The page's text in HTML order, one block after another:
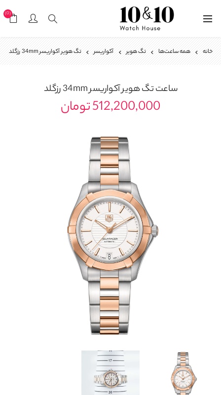
(0)
خانه همه ساعت‌ها تگ هویر آکواریسر تگ هویر آکواریسر 34mm رزگلد
ساعتتگ هویر آکواریسر 34mm رزگلد
512,200,000 تومان